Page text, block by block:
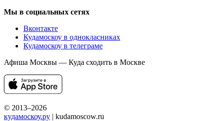
Мы в социальных сетях
Вконтакте
Кудамоскоу в однокласниках
Кудамоскоу в телеграме
Афиша Москвы — Куда сходить в Москве
© 2013–2026
кудамоскоу.ру | kudamoscow.ru